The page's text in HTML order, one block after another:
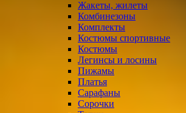
Жакеты, жилеты
Комбинезоны
Комплекты
Костюмы спортивные
Костюмы
Легинсы и лосины
Пижамы
Платья
Сарафаны
Сорочки